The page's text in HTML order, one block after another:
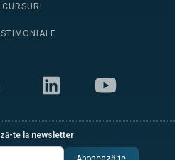
CURSURI
te la newsletter